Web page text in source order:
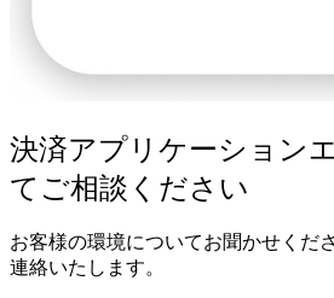
決済アプリケーション
てご相談ください
お客様の環境についてお聞かせくだ
連絡いたします。